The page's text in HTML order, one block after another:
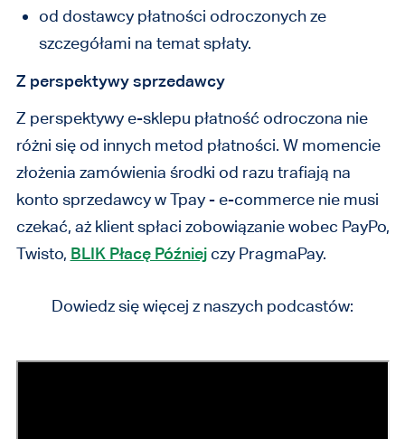
od dostawcy płatności odroczonych ze
szczegółami na temat spłaty.
Z perspektywy sprzedawcy
Z perspektywy e-sklepu płatność odroczona nie
różni się od innych metod płatności. W momencie
złożenia zamówienia środki od razu trafiają na
konto sprzedawcy w Tpay - e-commerce nie musi
czekać, aż klient spłaci zobowiązanie wobec PayPo,
Twisto, BLIK Płacę Późniejczy PragmaPay.
Dowiedz się więcej z naszych podcastów: